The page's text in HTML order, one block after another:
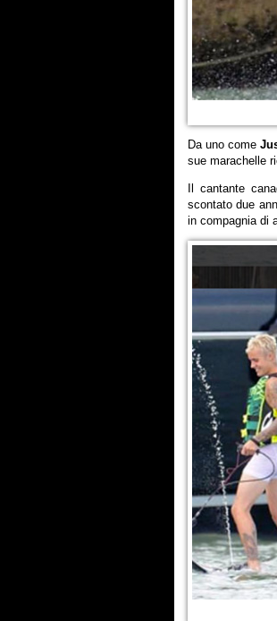
Da uno come
sue marachelle
Il cantante
scontato due
in compagnia di